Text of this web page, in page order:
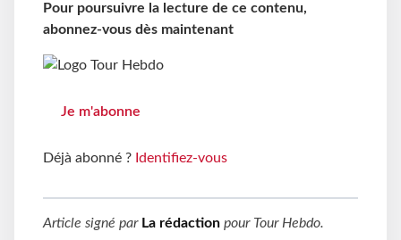
Pour poursuivre la lecture de ce contenu,
abonnez-vous dès maintenant
Je m'abonne
Déjà abonné ? Identifiez-vous
Article signé par La rédaction pour Tour Hebdo.